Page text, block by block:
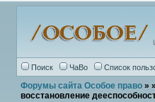
Поиск ЧаВо Список
Форумы сайта Особое право» »
восстановление